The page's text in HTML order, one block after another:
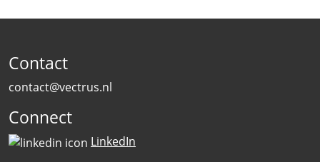
Contact
contact@vectrus.nl
Connect
LinkedIn